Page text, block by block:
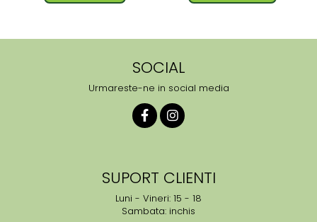
SOCIAL
Urmareste-ne in social media
SUPORT CLIENTI
Luni - Vineri: 15 - 18
Sambata: inchis